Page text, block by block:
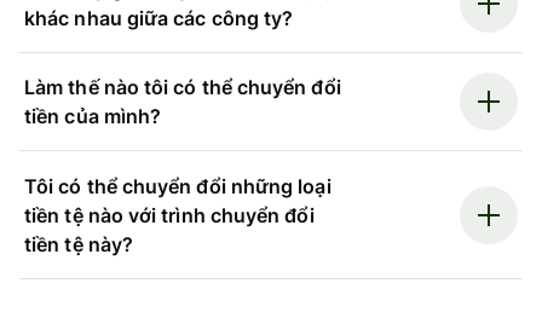
khác nhau giữa các công ty?
Làm thế nào tôi có thể chuyển đổi
tiền của mình?
Tôi có thể chuyển đổi những loại
tiền tệ nào với trình chuyển đổi
tiền tệ này?